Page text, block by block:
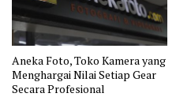
Aneka Foto, Toko Kamera yang
Menghargai Nilai Setiap Gear
Secara Profesional